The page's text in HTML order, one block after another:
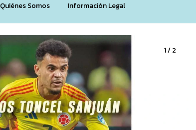
Quiénes Somos Información Legal
1/2